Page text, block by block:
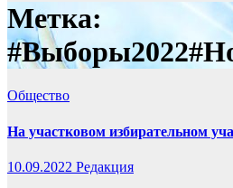
Метка:
Общество
На участковом избирательном
10.09.2022 Редакция